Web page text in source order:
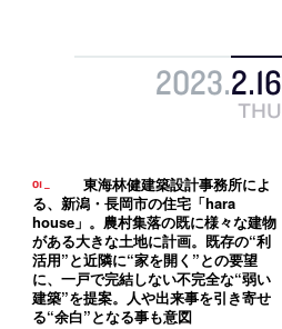
2023.2.16
THU
東海林健建築設計事務所によ
る、新潟・長岡市の住宅「hara
house」。農村集落の既に様々な建物
がある大きな土地に計画。既存の“利
活用”と近隣に“家を開く”との要望
に、一戸で完結しない不完全な“弱い
建築”を提案。人や出来事を引き寄せ
る“余白”となる事も意図